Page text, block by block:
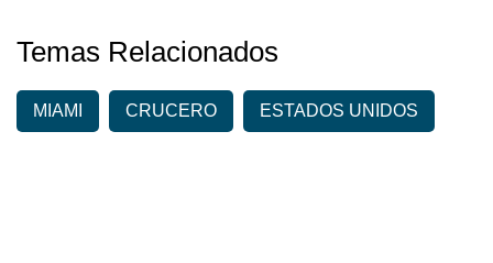
Temas Relacionados
MIAMI CRUCERO ESTADOS UNIDOS